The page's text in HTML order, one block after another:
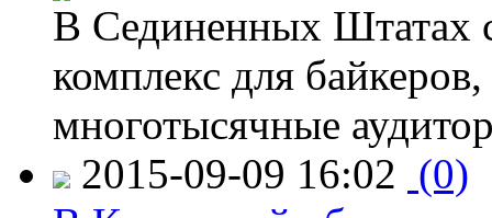
В Сединенных Штатах
комплекс для
многотысячные
2015-09-09 16:02 (0)